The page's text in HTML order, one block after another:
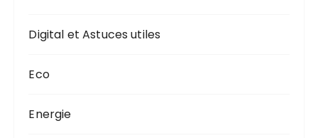
Digital et Astuces utiles
Eco
Energie